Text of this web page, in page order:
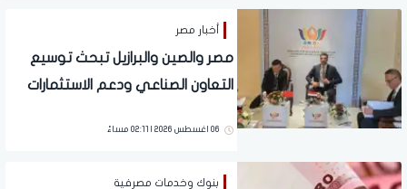
أخبار مصر
مصر والصين والبرازيل تبحث توسيع
التعاون الصناعي ودعم الاستثمارات
06 اغسطس 2026 | 02:11 مساءً
بنوك وخدمات مصرفية